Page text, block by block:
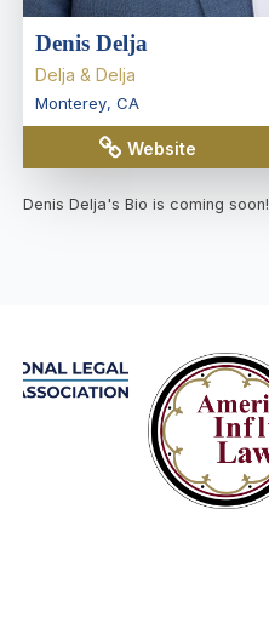
Denis Delja
Delja & Delja
Monterey, CA
Website
Denis Delja's Bio is coming soon!